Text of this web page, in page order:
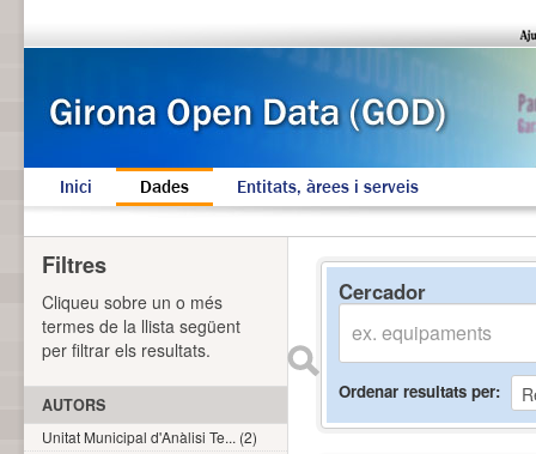
Inici Dades Entitats, àrees i serveis
Cercador
Ordenar resultats per
Filtres
Cliqueu sobre un o més
termes de la llista següent
per filtrar els resultats.
AUTORS
Unitat Municipal d'Anàlisi Te... (2)